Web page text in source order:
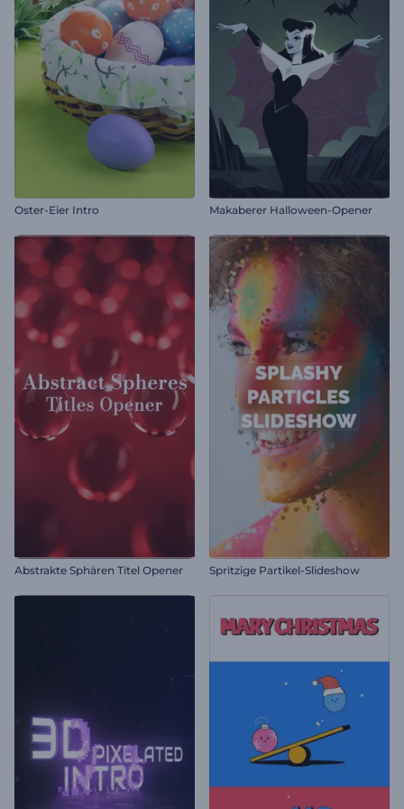
Oster-Eier Intro Makaberer Halloween-Opener
Abstrakte Sphären Titel Opener Spritzige Partikel-Slideshow